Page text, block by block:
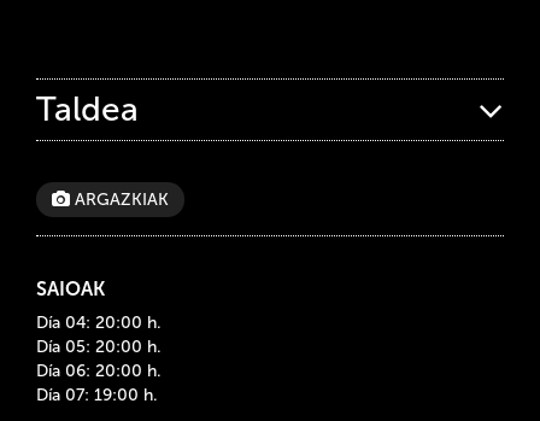
Taldea
ARGAZKIAK
SAIOAK
Día 04: 20:00 h.
Día 05: 20:00 h.
Día 06: 20:00 h.
Día 07: 19:00 h.